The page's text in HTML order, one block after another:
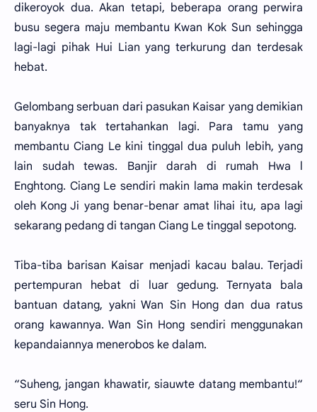
dikeroyok dua. Akan tetapi, beberapa orang perwira
busu segera maju membantu Kwan Kok Sun sehingga
lagi-lagi pihak Hui Lian yang terkurung dan terdesak
hebat.
Gelombang serbuan dari pasukan Kaisar yang demikian
banyaknya tak tertahankan lagi. Para tamu yang
membantu Ciang Le kini tinggal dua puluh lebih, yang
lain sudah tewas. Banjir darah di rumah Hwa l
Enghtong. Ciang Le sendiri makin lama makin terdesak
oleh Kong Ji yang benar-benar amat lihai itu, apa lagi
sekarang pedang di tangan Ciang Le tinggal sepotong.
Tiba-tiba barisan Kaisar menjadi kacau balau. Terjadi
pertempuran hebat di luar gedung. Ternyata bala
bantuan datang, yakni Wan Sin Hong dan dua ratus
orang kawannya. Wan Sin Hong sendiri menggunakan
kepandaiannya menerobos ke dalam.
“Suheng, jangan khawatir, siauwte datang membantu!“
seru Sin Hong.